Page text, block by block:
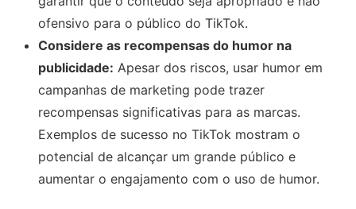
ofensivo para o público do TikTok.
Considere as recompensas do humor na
publicidade: Apesar dos riscos, usar humor em
campanhas de marketing pode trazer
recompensas significativas para as marcas.
Exemplos de sucesso no TikTok mostram o
potencial de alcançar um grande público e
aumentar o engajamento com o uso de humor.